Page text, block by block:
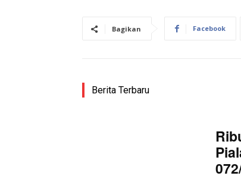
Bagikan Facebook
Berita Terbaru